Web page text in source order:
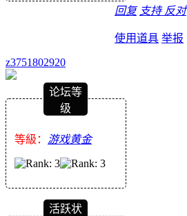
回复 支持 反对
使用道具 举报
z3751802920
论坛等
级
等級： 游戏黄金
活跃状